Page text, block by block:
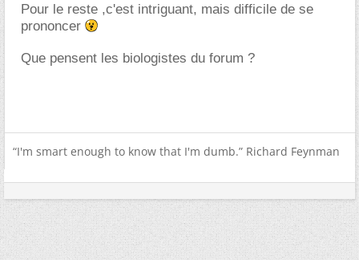
Pour le reste ,c'est intriguant, mais difficile de se
prononcer
Que pensent les biologistes du forum ?
“I'm smart enough to know that I'm dumb.” Richard Feynman